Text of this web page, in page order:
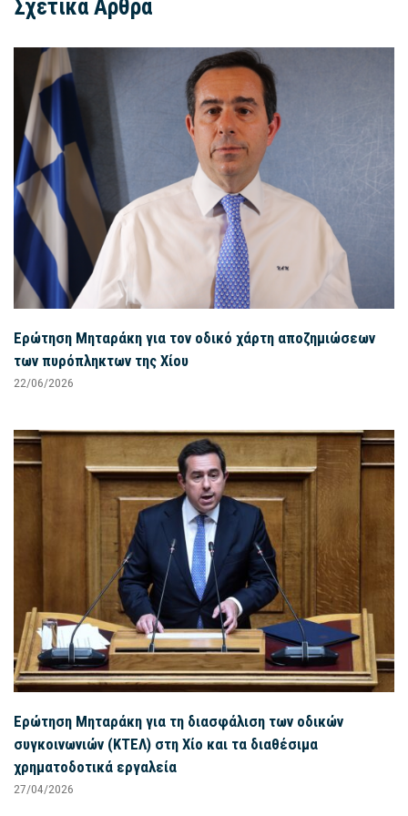
Σχετικά Άρθρα
Ερώτηση Μηταράκη για τον οδικό χάρτη αποζημιώσεων
των πυρόπληκτων της Χίου
22/06/2026
Ερώτηση Μηταράκη για τη διασφάλιση των οδικών
συγκοινωνιών (ΚΤΕΛ) στη Χίο και τα διαθέσιμα
χρηματοδοτικά εργαλεία
27/04/2026